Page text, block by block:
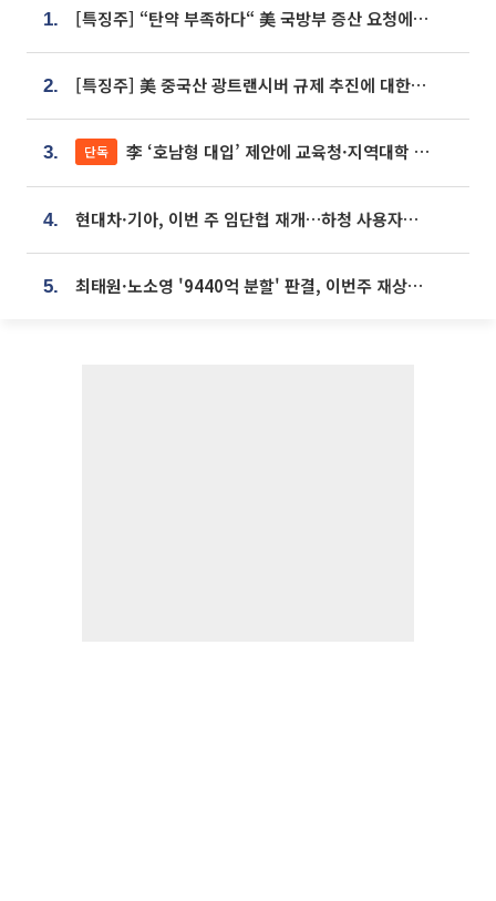
1. [특징주] “탄약 부족하다“ 美 국방부 증산 요청에⋯국내 방산주 급등세
2. [특징주] 美 중국산 광트랜시버 규제 추진에 대한광통신 등 광통신株 강세
3. 단독 李 ‘호남형 대입’ 제안에 교육청·지역대학 서·논술형 입시 연계 '착수'
4. 현대차·기아, 이번 주 임단협 재개…하청 사용자성 재심도 ‘변수’
5. 최태원·노소영 '9440억 분할' 판결, 이번주 재상고 여부 주목